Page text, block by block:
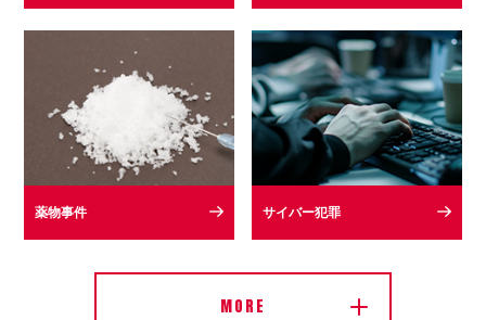
薬物事件 サイバー犯罪
MORE